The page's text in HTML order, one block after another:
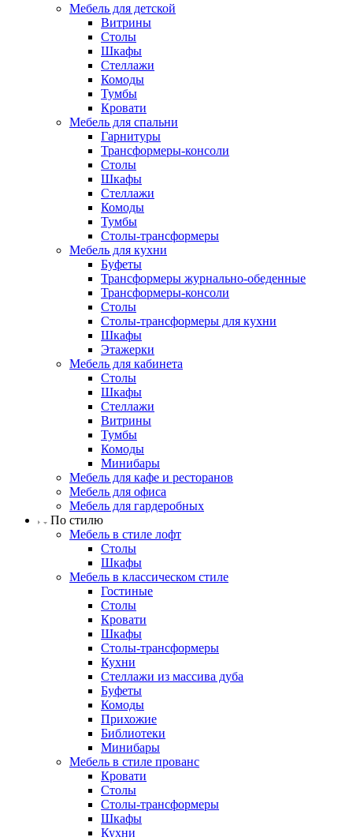
Мебель для детской
Витрины
Столы
Шкафы
Стеллажи
Комоды
Тумбы
Кровати
Мебель для спальни
Гарнитуры
Трансформеры-консоли
Столы
Шкафы
Стеллажи
Комоды
Тумбы
Столы-трансформеры
Мебель для кухни
Буфеты
Трансформеры журнально-обеденные
Трансформеры-консоли
Столы
Столы-трансформеры для кухни
Шкафы
Этажерки
Мебель для кабинета
Столы
Шкафы
Стеллажи
Витрины
Тумбы
Комоды
Минибары
Мебель для кафе и ресторанов
Мебель для офиса
Мебель для гардеробных
По стилю
Мебель в стиле лофт
Столы
Шкафы
Мебель в классическом стиле
Гостиные
Столы
Кровати
Шкафы
Столы-трансформеры
Кухни
Стеллажи из массива дуба
Буфеты
Комоды
Прихожие
Библиотеки
Минибары
Мебель в стиле прованс
Кровати
Столы
Столы-трансформеры
Шкафы
Кухни